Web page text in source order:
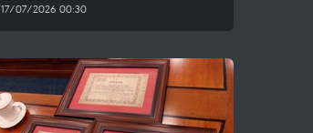
17/07/2026 00:30